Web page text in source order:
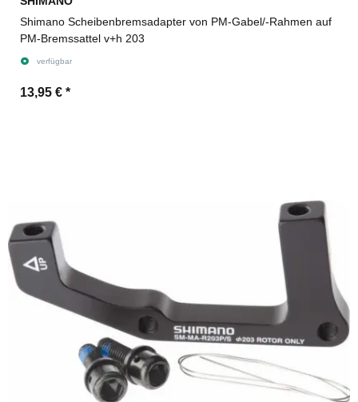
Shimano Scheibenbremsadapter von PM-Gabel/-Rahmen auf
PM-Bremssattel v+h 203
verfügbar
13,95 € *